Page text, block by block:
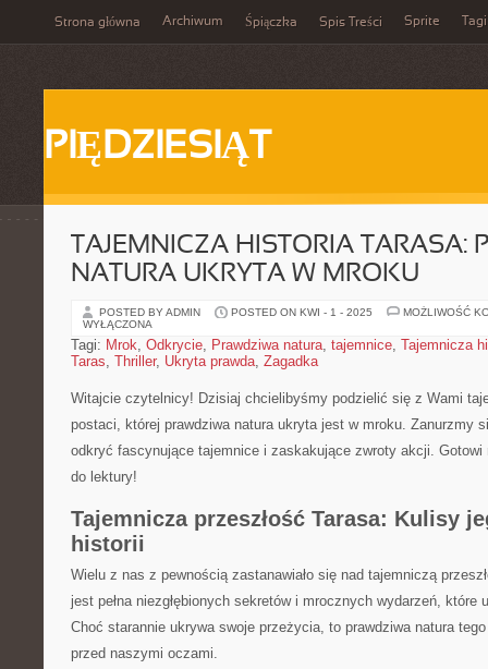
Strona główna Archiwum Śpiączka Spis Treści Sprite Tagi
PIĘDZIESIĄT
TAJEMNICZA HISTORIA TARASA:
NATURA UKRYTA W MROKU
POSTED BY ADMIN POSTED ON KWI - 1 - 2025
MOŻLIWOŚĆ
WYŁĄCZONA
Tagi: Mrok, Odkrycie, Prawdziwa natura, tajemnice, Tajemnicza
Taras, Thriller, Ukryta prawda, Zagadka
Witajcie czytelnicy! Dzisiaj chcielibyśmy podzielić⁢ się z Wami
postaci, której prawdziwa⁤ natura​ ukryta jest w mroku. Zanurzmy
odkryć fascynujące tajemnice i ‌zaskakujące zwroty akcji. Gotowi
do ⁤lektury!
Tajemnicza przeszłość Tarasa: Kulisy
historii
Wielu ​z nas z pewnością ⁤zastanawiało‌ się nad ⁣tajemniczą
jest pełna ⁤niezgłębionych sekretów i mrocznych wydarzeń,‌ które
Choć starannie ukrywa swoje ⁢przeżycia, to‌ prawdziwa natura
przed‌ naszymi oczami.